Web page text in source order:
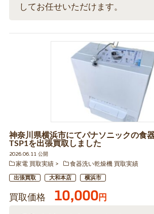
してお任せいただけます。
神奈川県横浜市にてパナソニックの食
TSP1を出張買取しました
2026.06.11 公開
家電 買取実績
食器洗い乾燥機 買取実績
出張買取 大和本店 横浜市
買取価格 10,000円